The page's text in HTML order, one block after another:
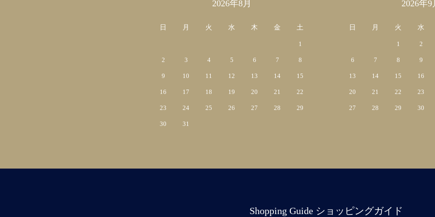
2026年8月
日 月 火 水 木 金 土
1
2 3 4 5 6 7 8
9 10 11 12 13 14 15
16 17 18 19 20 21 22
23 24 25 26 27 28 29
30 31
2026年9
日 月 火 水
1 2
6 7 8 9
13 14 15 16
20 21 22 23
27 28 29 30
Shopping Guide ショッピングガイド